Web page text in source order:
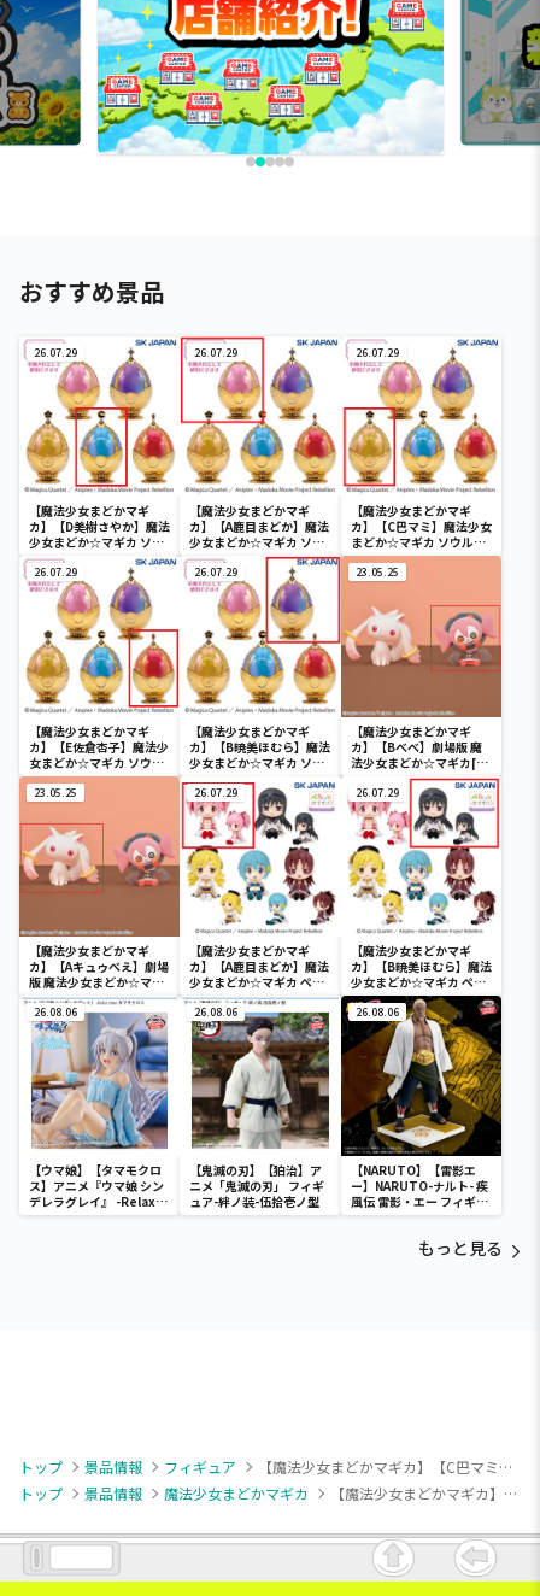
おすすめ景品
26.07.29
【魔法少女まどかマギ
カ】【D美樹さやか】魔法
少女まどか☆マギカ ソウ
ルジェムキャニスター
2(R2)
26.07.29
【魔法少女まどかマギ
カ】【A鹿目まどか】魔法
少女まどか☆マギカ ソウ
ルジェムキャニスター
2(R2)
26.07.29
【魔法少女まどかマギ
カ】【C巴マミ】魔法少女
まどか☆マギカ ソウルジ
ェムキャニスター2(R2)
26.07.29
【魔法少女まどかマギ
カ】【E佐倉杏子】魔法少
女まどか☆マギカ ソウル
ジェムキャニスター2(R2)
26.07.29
【魔法少女まどかマギ
カ】【B暁美ほむら】魔法
少女まどか☆マギカ ソウ
2(R2)
23.05.25
【魔法少女まどかマギ
カ】【Bべべ】劇場版 魔
法少女まどか☆マギカ[新
編]叛逆の物語 Fluffy
Puffy～キュゥべえ＆べべ
～
23.05.25
【魔法少女まどかマギ
カ】【Aキュゥべえ】劇場
版 魔法少女まどか☆マギ
カ[新編]叛逆の物語
Fluffy Puffy～キュゥべ
え＆べべ～
26.07.29
【魔法少女まどかマギ
カ】【A鹿目まどか】魔法
少女まどか☆マギカ ぺた
っとおすわりフィギュア
(R2)
26.07.29
【魔法少女まどかマギ
カ】【B暁美ほむら】魔法
少女まどか☆マギカ ぺた
っとおすわりフィギュア
(R2)
26.08.06
【ウマ娘】【タマモクロ
ス】アニメ『ウマ娘 シン
デレラグレイ』 -Relax
time-タマモクロス
26.08.06
【鬼滅の刃】【狛治】ア
ニメ「鬼滅の刃」 フィギ
ュア-絆ノ装-伍拾壱ノ型
26.08.06
【NARUTO】【雷影エ
ー】NARUTO-ナルト- 疾
風伝 雷影・エー フィギュ
ア～五影集結…!!～
もっと見る
トップ 景品情報 フィギュア
【魔法少女まどかマギカ】【C巴マミ】魔法少女まどか☆マギカ ぺたっとおすわりフィギュア
トップ
景品情報 魔法少女まどかマギカ 【魔法少女まどかマギカ】【C巴マミ】魔法少女まどか☆マギカ ぺたっとおすわりフィギュア